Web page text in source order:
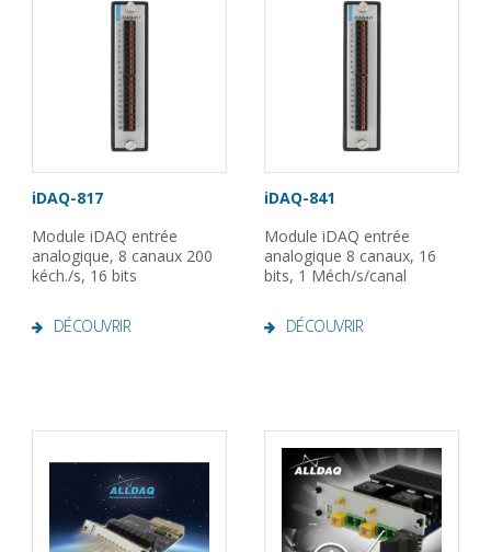
iDAQ-817
Module iDAQ entrée
analogique, 8 canaux 200
kéch./s, 16 bits
DÉCOUVRIR
iDAQ-841
Module iDAQ entrée
analogique 8 canaux, 16
bits, 1 Méch/s/canal
DÉCOUVRIR